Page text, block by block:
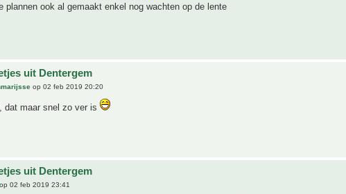
plannen ook al gemaakt enkel nog wachten op de lente
uit Dentergem
op 02 feb 2019 20:20
dat maar snel zo ver is
uit Dentergem
op 02 feb 2019 23:41